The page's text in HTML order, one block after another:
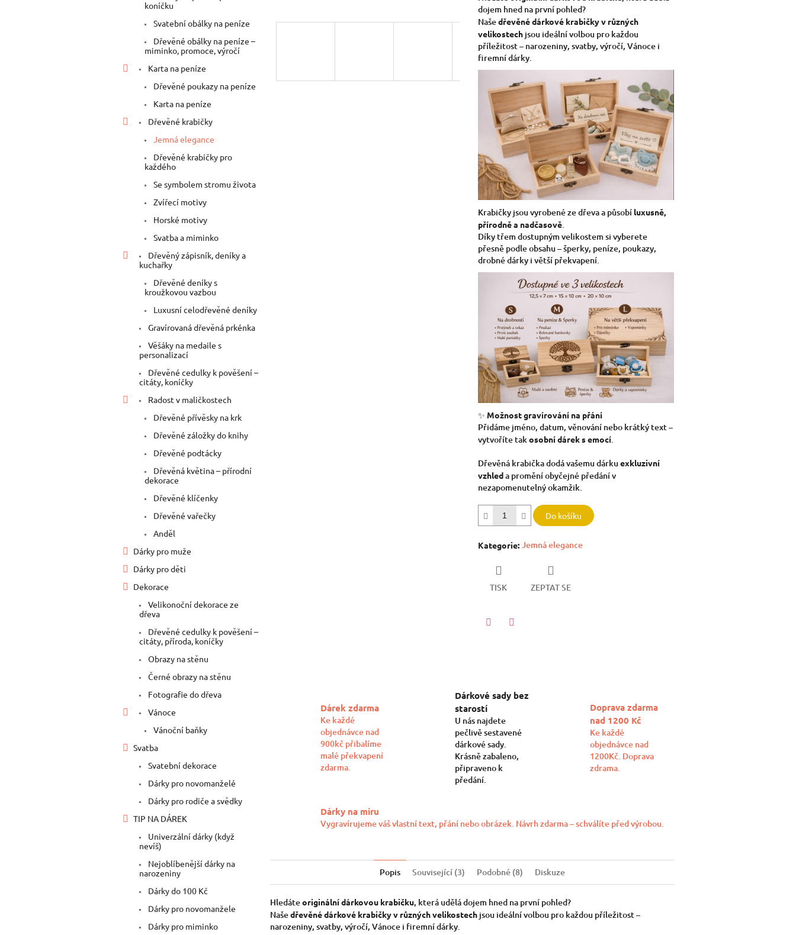
koníčku
Svatební obálky na peníze
Dřevěné obálky na peníze –
miminko, promoce, výročí
Karta na peníze
Dřevěné poukazy na peníze
Karta na peníze
Dřevěné krabičky
Jemná elegance
Dřevěné krabičky pro
každého
Se symbolem stromu života
Zvířecí motivy
Horské motivy
Svatba a miminko
Dřevěný zápisník, deníky a
kuchařky
Dřevěné deníky s
kroužkovou vazbou
Luxusní celodřevěné deníky
Gravírovaná dřevěná prkénka
Věšáky na medaile s
personalizací
Dřevěné cedulky k pověšení –
citáty, koníčky
Radost v maličkostech
Dřevěné přívěsky na krk
Dřevěné záložky do knihy
Dřevěné podtácky
Dřevěná květina – přírodní
dekorace
Dřevěné klíčenky
Dřevěné vařečky
Anděl
Dárky pro muže
Dárky pro děti
Dekorace
Velikonoční dekorace ze
dřeva
Dřevěné cedulky k pověšení –
citáty, příroda, koníčky
Obrazy na stěnu
Černé obrazy na stěnu
Fotografie do dřeva
Vánoce
Vánoční baňky
Svatba
Svatební dekorace
Dárky pro novomanželé
Dárky pro rodiče a svědky
TIP NA DÁREK
Univerzální dárky (když
nevíš)
Nejoblíbenější dárky na
narozeniny
Dárky do 100 Kč
Dárky pro novomanžele
Dárky pro miminko
dojem hned na první pohled?
Našedřevěné dárkové krabičky v různých
velikostech jsou ideální volbou pro každou
příležitost – narozeniny, svatby, výročí, Vánoce i
firemní dárky.
Krabičky jsou vyrobené ze dřeva a působí luxusně,
přírodně a nadčasově.
Díky třem dostupným velikostem si vyberete
přesně podle obsahu – šperky, peníze, poukazy,
drobné dárky i větší překvapení.
✨ Možnost gravírování na přání
Přidáme jméno, datum, věnování nebo krátký text –
vytvoříte takosobní dárek s emocí.
Dřevěná krabička dodá vašemu dárku exkluzivní
vzhleda promění obyčejné předání v
nezapomenutelný okamžik.
Do košíku
Kategorie: Jemná elegance
TISK ZEPTAT SE
Dárek zdarma
Ke každé
objednávce nad
900kč přibalíme
malé překvapení
zdarma.
Dárkové sady bez
starostí
U nás najdete
pečlivě sestavené
dárkové sady.
Krásně zabaleno,
připraveno k
předání.
Doprava zdarma
nad 1200 Kč
Ke každé
objednávce nad
1200Kč. Doprava
zdrama.
Dárky na míru
Vygravírujeme váš vlastní text, přání nebo obrázek. Návrh zdarma – schválíte před výrobou.
Popis Související (3) Podobné (8) Diskuze
Hledáteoriginální dárkovou krabičku, která udělá dojem hned na první pohled?
Našedřevěné dárkové krabičky v různých velikostech jsou ideální volbou pro každou příležitost –
narozeniny, svatby, výročí, Vánoce i firemní dárky.